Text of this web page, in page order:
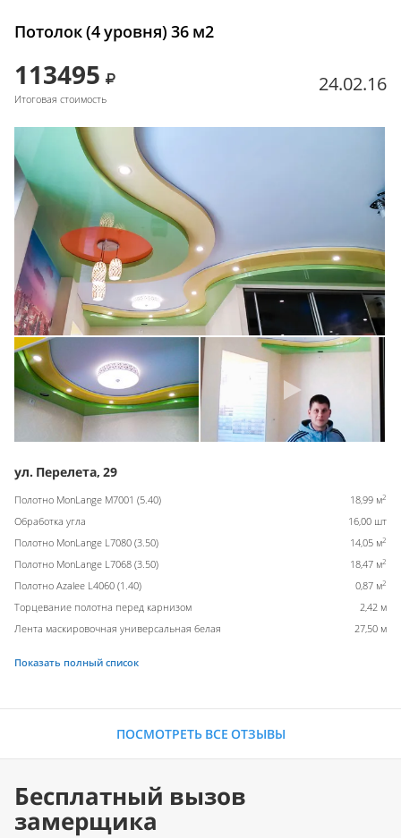
Потолок (4 уровня) 36 м2
113495
Итоговая стоимость
24.02.16
ул. Перелета, 29
Полотно MonLange M7001 (5.40) 18,99 м2
Обработка угла
16,00 шт
Полотно MonLange L7080 (3.50)
14,05 м2
Полотно MonLange L7068 (3.50) 18,47 м2
Полотно Azalee L4060 (1.40) 0,87 м2
Торцевание полотна перед карнизом
2,42 м
Лента маскировочная универсальная белая
27,50 м
Показать полный список
ПОСМОТРЕТЬ ВСЕ ОТЗЫВЫ
Бесплатный вызов
замерщика